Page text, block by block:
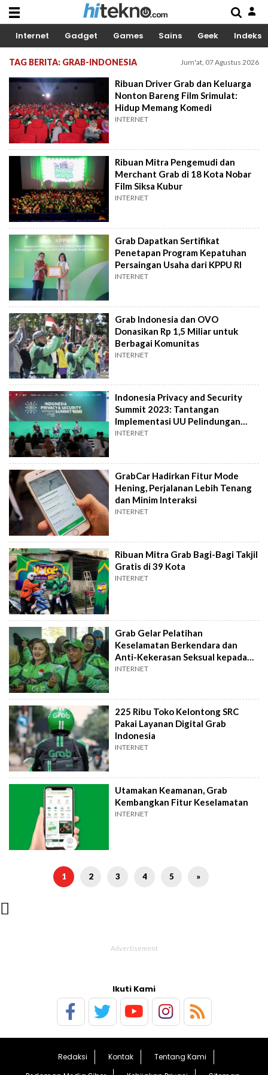
Internet Gadget Games Sains Geek Indeks
TAG BERITA: GRAB-INDONESIA Jum'at, 07 Agustus 2026
Ribuan Driver Grab dan Keluarga
Nonton Bareng Film Srimulat:
Hidup Memang Komedi
INTERNET
Ribuan Mitra Pengemudi dan
Merchant Grab di 18 Kota Nobar
Film Siksa Kubur
INTERNET
Grab Dapatkan Sertifikat
Penetapan Program Kepatuhan
Persaingan Usaha dari KPPU RI
INTERNET
Grab Indonesia dan OVO
Donasikan Rp 1,5 Miliar untuk
Berbagai Komunitas
INTERNET
Indonesia Privacy and Security
Summit 2023: Tantangan
Implementasi UU Pelindungan
Data Pribadi
INTERNET
GrabCar Hadirkan Fitur Mode
Hening, Perjalanan Lebih Tenang
dan Minim Interaksi
INTERNET
Ribuan Mitra Grab Bagi-Bagi Takjil
Gratis di 39 Kota
INTERNET
Grab Gelar Pelatihan
Keselamatan Berkendara dan
Anti-Kekerasan Seksual kepada
Mitra Pengemudi
INTERNET
225 Ribu Toko Kelontong SRC
Pakai Layanan Digital Grab
Indonesia
INTERNET
Utamakan Keamanan, Grab
Kembangkan Fitur Keselamatan
INTERNET
1 2 3 4 5 »

Ikuti Kami
Redaksi Kontak
Tentang Kami